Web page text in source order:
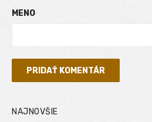
MENO
NAJNOVŠIE